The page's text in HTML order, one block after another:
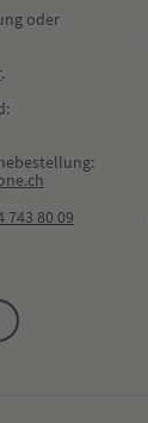
oder
.
743 80 09